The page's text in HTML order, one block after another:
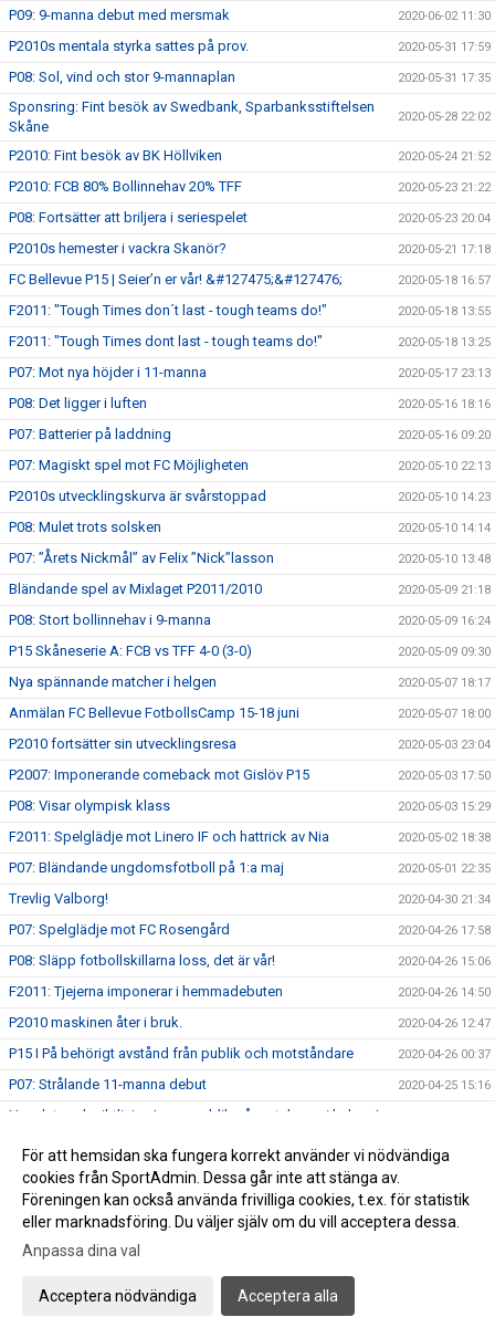
P09: 9-manna debut med mersmak 2020-06-02 11:30
P2010s mentala styrka sattes på prov. 2020-05-31 17:59
P08: Sol, vind och stor 9-mannaplan 2020-05-31 17:35
Sponsring: Fint besök av Swedbank, Sparbanksstiftelsen
Skåne
2020-05-28 22:02
P2010: Fint besök av BK Höllviken 2020-05-24 21:52
P2010: FCB 80% Bollinnehav 20% TFF 2020-05-23 21:22
P08: Fortsätter att briljera i seriespelet 2020-05-23 20:04
P2010s hemester i vackra Skanör? 2020-05-21 17:18
FC Bellevue P15 | Seier’n er vår! &#127475;&#127476; 2020-05-18 16:57
F2011: "Tough Times don´t last - tough teams do!" 2020-05-18 13:55
F2011: "Tough Times dont last - tough teams do!" 2020-05-18 13:25
P07: Mot nya höjder i 11-manna 2020-05-17 23:13
P08: Det ligger i luften 2020-05-16 18:16
P07: Batterier på laddning 2020-05-16 09:20
P07: Magiskt spel mot FC Möjligheten 2020-05-10 22:13
P2010s utvecklingskurva är svårstoppad 2020-05-10 14:23
P08: Mulet trots solsken 2020-05-10 14:14
P07: ”Årets Nickmål” av Felix ”Nick”lasson 2020-05-10 13:48
Bländande spel av Mixlaget P2011/2010 2020-05-09 21:18
P08: Stort bollinnehav i 9-manna 2020-05-09 16:24
P15 Skåneserie A: FCB vs TFF 4-0 (3-0) 2020-05-09 09:30
Nya spännande matcher i helgen 2020-05-07 18:17
Anmälan FC Bellevue FotbollsCamp 15-18 juni 2020-05-07 18:00
P2010 fortsätter sin utvecklingsresa 2020-05-03 23:04
P2007: Imponerande comeback mot Gislöv P15 2020-05-03 17:50
P08: Visar olympisk klass 2020-05-03 15:29
F2011: Spelglädje mot Linero IF och hattrick av Nia 2020-05-02 18:38
P07: Bländande ungdomsfotboll på 1:a maj 2020-05-01 22:35
Trevlig Valborg! 2020-04-30 21:34
P07: Spelglädje mot FC Rosengård 2020-04-26 17:58
P08: Släpp fotbollskillarna loss, det är vår! 2020-04-26 15:06
F2011: Tjejerna imponerar i hemmadebuten 2020-04-26 14:50
P2010 maskinen åter i bruk. 2020-04-26 12:47
P15 I På behörigt avstånd från publik och motståndare 2020-04-26 00:37
P07: Strålande 11-manna debut 2020-04-25 15:16
Uppdaterade riktlinjer: Ingen publik på matcherna i helgen!
FC Bellevue FotbollsCamp - Anmälan öppen! 2020-04-21 12:11
Info Skåneboll: Barn & Ungdomsfotboll Seriestart 1 maj
Glad Påsk&#128035;&#9728;&#65039; 2020-04-09 17:55
Träning: Energifylld onsdagsträning
För att hemsidan ska fungera korrekt använder vi nödvändiga
cookies från SportAdmin. Dessa går inte att stänga av.
Föreningen kan också använda frivilliga cookies, t.ex. för statistik
eller marknadsföring. Du väljer själv om du vill acceptera dessa.
Anpassa dina val
Acceptera nödvändiga Acceptera alla